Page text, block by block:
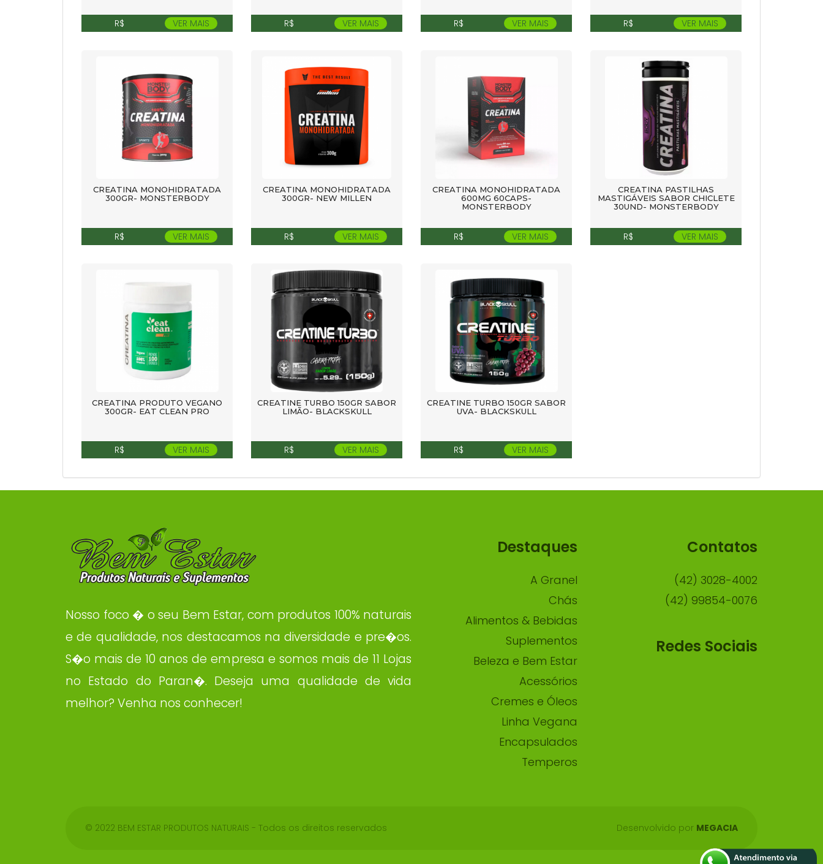
R$ VER MAIS R$ VER MAIS R$ VER MAIS R$ VER MAIS
CREATINA MONOHIDRATADA
300GR- MONSTERBODY
R$ VER MAIS
CREATINA MONOHIDRATADA
300GR- NEW MILLEN
R$ VER MAIS
CREATINA MONOHIDRATADA
600MG 60CAPS-
MONSTERBODY
R$ VER MAIS
CREATINA PASTILHAS
MASTIGÁVEIS SABOR CHICLETE
30UND- MONSTERBODY
R$ VER MAIS
CREATINA PRODUTO VEGANO
300GR- EAT CLEAN PRO
R$ VER MAIS
CREATINE TURBO 150GR SABOR
LIMÃO- BLACKSKULL
R$ VER MAIS
CREATINE TURBO 150GR SABOR
UVA- BLACKSKULL
R$ VER MAIS
Nosso foco � o seu Bem Estar, com produtos 100% naturais
e de qualidade, nos destacamos na diversidade e pre�os.
S�o mais de 10 anos de empresa e somos mais de 11 Lojas
no Estado do Paran�. Deseja uma qualidade de vida
melhor? Venha nos conhecer!
Destaques
A Granel
Chás
Alimentos & Bebidas
Suplementos
Beleza e Bem Estar
Acessórios
Cremes e Óleos
Linha Vegana
Encapsulados
Temperos
Contatos
(42) 3028-4002
(42) 99854-0076
Redes Sociais
© 2022 BEM ESTAR PRODUTOS NATURAIS - Todos os direitos reservados Desenvolvido por MEGACIA